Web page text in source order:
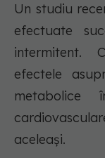
Un studiu
efectuate
intermitent.
efectele
aceleași.